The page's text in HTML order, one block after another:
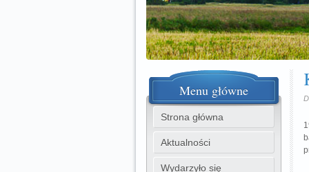
Menu główne
Strona główna
Aktualności
Wydarzyło się